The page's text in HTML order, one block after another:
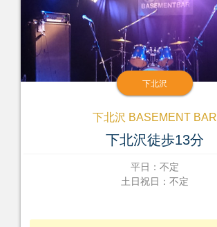
下北沢
下北沢 BASEMENT BAR
下北沢徒歩13分
平日：不定
土日祝日：不定